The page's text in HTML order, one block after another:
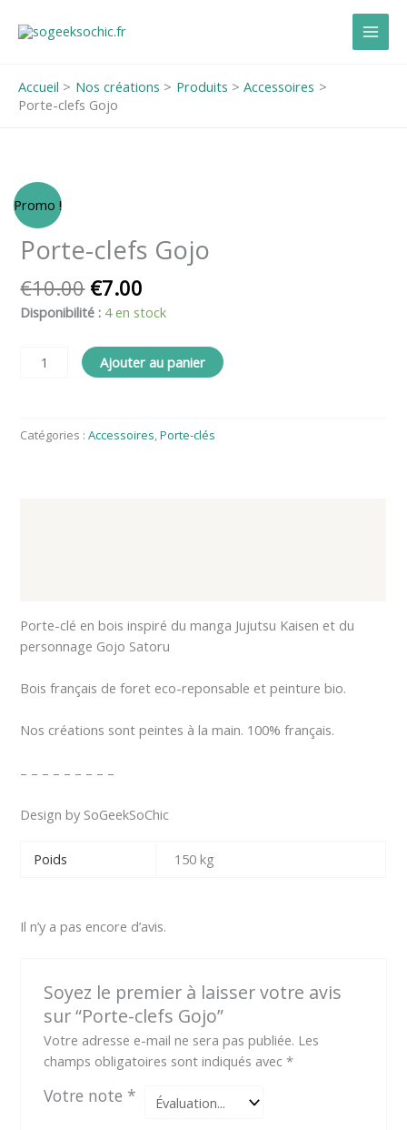
Accueil
Nos créations Produits
Accessoires
Porte-clefs Gojo
Promo !
Porte-clefs Gojo
€10.00
initial
était :
€10.00.
€7.00
actuel
est :
Disponibilité : 4 en stock
quantité
de
Porte-
clefs
Gojo
Ajouter au panier
Catégories :Accessoires,Porte-clés
Porte-clé en bois inspiré du manga Jujutsu Kaisen et du
personnage Gojo Satoru
Bois français de foret eco-reponsable et peinture bio.
Nos créations sont peintes à la main. 100% français.
– – – – – – – – –
Design by SoGeekSoChic
Poids 150 kg
Il n’y a pas encore d’avis.
Soyez le premier à laisser votre avis
sur “Porte-clefs Gojo”
Votre adresse e-mail ne sera pas publiée. Les
champs obligatoires sont indiqués avec *
Votre note *